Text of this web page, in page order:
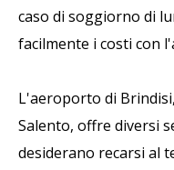
caso di soggiorno di
facilmente i costi con
L'aeroporto di
Salento, offre diversi
desiderano recarsi al